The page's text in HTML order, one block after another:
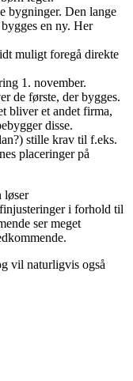
bygninger. Den lange
en ny. Her
muligt foregå direkte
1. november.
de første, der bygges.
bliver et andet firma,
disse.
stille krav til f.eks.
placeringer på
løser
i forhold til
ser meget
vil naturligvis også